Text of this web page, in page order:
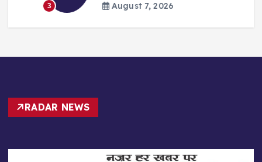
August 7, 2026
RADAR NEWS